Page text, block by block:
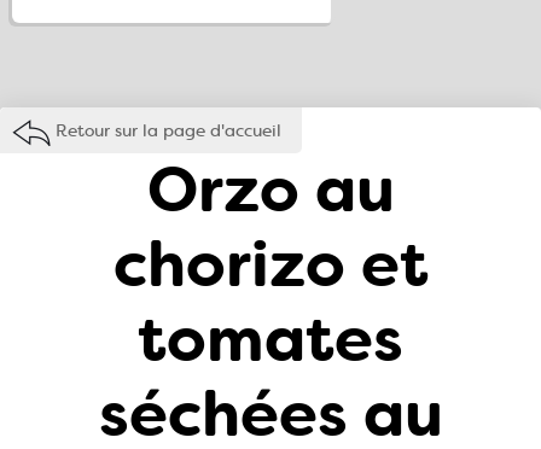
Retour sur la page d'accueil
Orzo au
chorizo et
tomates
séchées au